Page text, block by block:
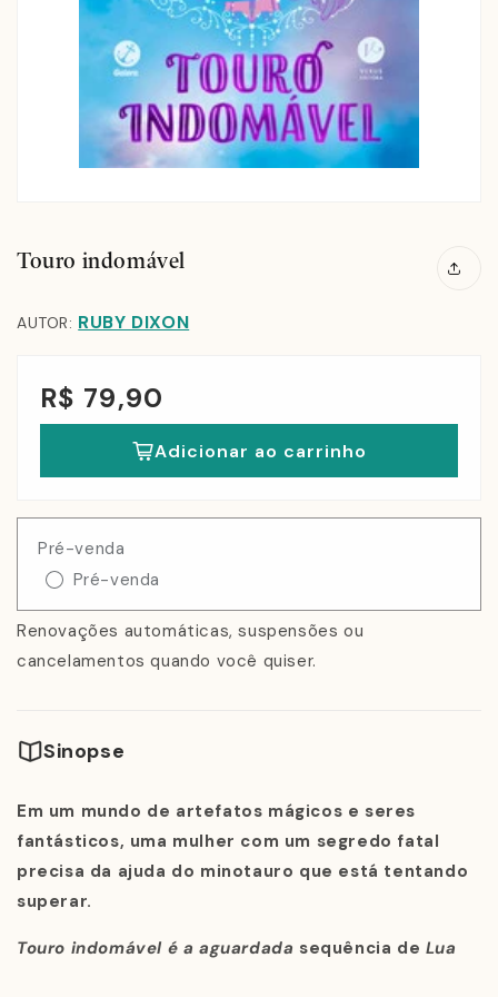
Touro indomável
AUTOR: RUBY DIXON
R$ 79,90
Adicionar ao carrinho
Pré-venda
Pré-venda
Renovações automáticas, suspensões ou
cancelamentos quando você quiser.
Sinopse
Em um mundo de artefatos mágicos e seres
fantásticos, uma mulher com um segredo fatal
precisa da ajuda do minotauro que está tentando
superar.
Touro indomável é a aguardada sequência de Lua